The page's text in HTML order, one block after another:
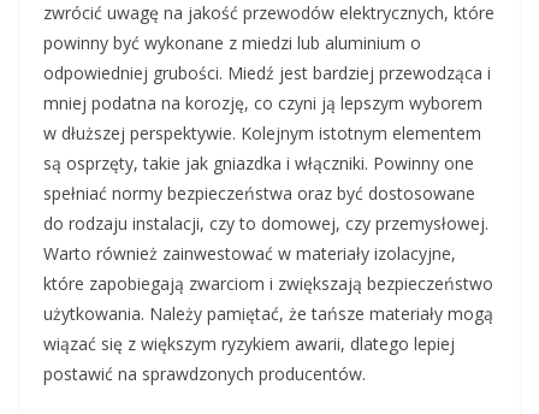
zwrócić uwagę na jakość przewodów elektrycznych, które
powinny być wykonane z miedzi lub aluminium o
odpowiedniej grubości. Miedź jest bardziej przewodząca i
mniej podatna na korozję, co czyni ją lepszym wyborem
w dłuższej perspektywie. Kolejnym istotnym elementem
są osprzęty, takie jak gniazdka i włączniki. Powinny one
spełniać normy bezpieczeństwa oraz być dostosowane
do rodzaju instalacji, czy to domowej, czy przemysłowej.
Warto również zainwestować w materiały izolacyjne,
które zapobiegają zwarciom i zwiększają bezpieczeństwo
użytkowania. Należy pamiętać, że tańsze materiały mogą
wiązać się z większym ryzykiem awarii, dlatego lepiej
postawić na sprawdzonych producentów.